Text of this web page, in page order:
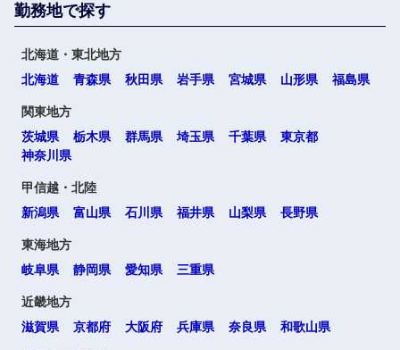
勤務地で探す
北海道・東北地方
北海道
青森県 秋田県 岩手県 宮城県 山形県 福島県
関東地方
茨城県
栃木県 群馬県 埼玉県 千葉県
東京都
神奈川県
甲信越・北陸
新潟県
富山県 石川県 福井県 山梨県 長野県
東海地方
岐阜県
静岡県 愛知県 三重県
近畿地方
滋賀県
京都府 大阪府 兵庫県 奈良県 和歌山県